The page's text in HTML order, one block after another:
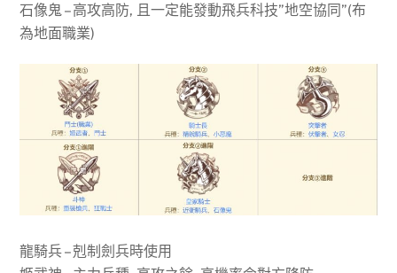
石像鬼 – 高攻高防, 且一定能發動飛兵科技”地空協同”(布
為地面職業)
龍騎兵 – 剋制劍兵時使用